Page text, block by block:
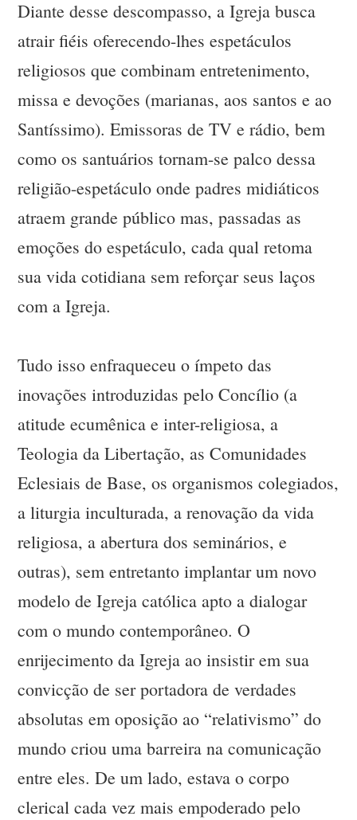
Diante desse descompasso, a Igreja busca
atrair fiéis oferecendo-lhes espetáculos
religiosos que combinam entretenimento,
missa e devoções (marianas, aos santos e ao
Santíssimo). Emissoras de TV e rádio, bem
como os santuários tornam-se palco dessa
religião-espetáculo onde padres midiáticos
atraem grande público mas, passadas as
emoções do espetáculo, cada qual retoma
sua vida cotidiana sem reforçar seus laços
com a Igreja.
Tudo isso enfraqueceu o ímpeto das
inovações introduzidas pelo Concílio (a
atitude ecumênica e inter-religiosa, a
Teologia da Libertação, as Comunidades
Eclesiais de Base, os organismos colegiados,
a liturgia inculturada, a renovação da vida
religiosa, a abertura dos seminários, e
outras), sem entretanto implantar um novo
modelo de Igreja católica apto a dialogar
com o mundo contemporâneo. O
enrijecimento da Igreja ao insistir em sua
convicção de ser portadora de verdades
absolutas em oposição ao “relativismo” do
mundo criou uma barreira na comunicação
entre eles. De um lado, estava o corpo
clerical cada vez mais empoderado pelo